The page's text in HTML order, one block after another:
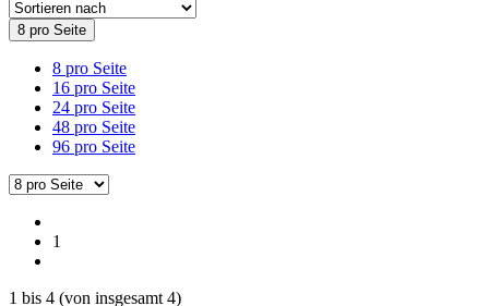
8 pro Seite
8 pro Seite
16 pro Seite
24 pro Seite
48 pro Seite
96 pro Seite
1
1 bis 4 (von insgesamt 4)